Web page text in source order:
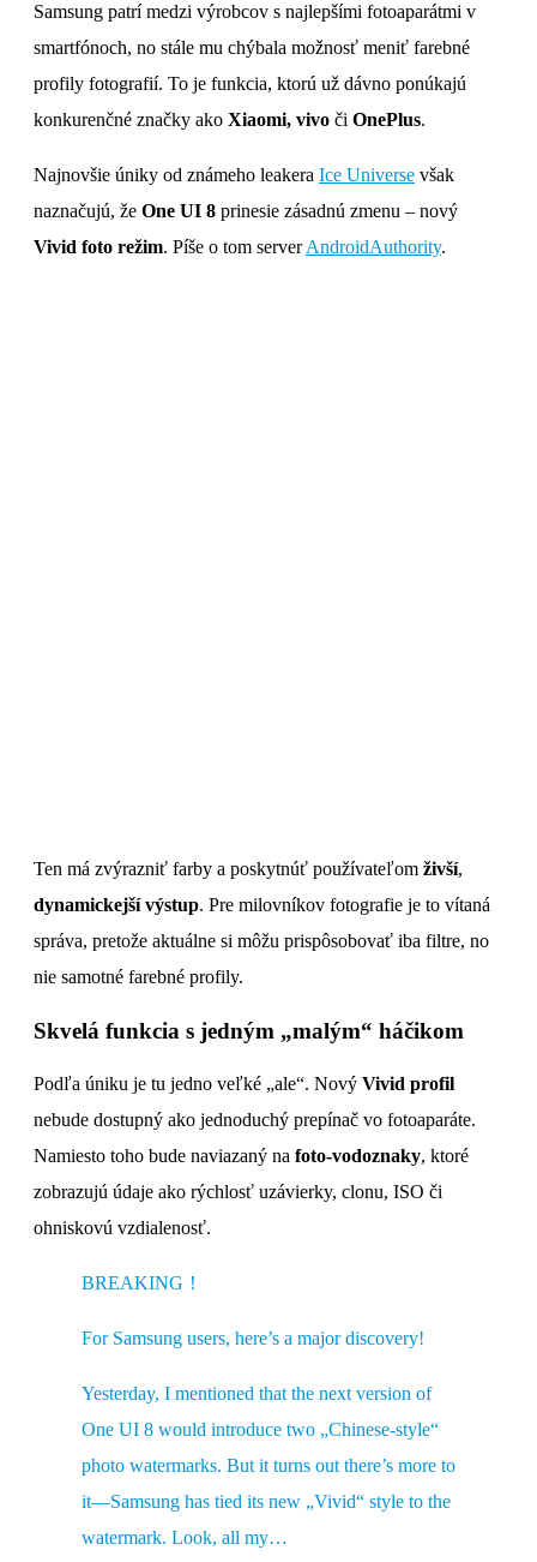
Samsung patrí medzi výrobcov s najlepšími fotoaparátmi v
smartfónoch, no stále mu chýbala možnosť meniť farebné
profily fotografií. To je funkcia, ktorú už dávno ponúkajú
konkurenčné značky ako Xiaomi, vivo či OnePlus.
Najnovšie úniky od známeho leakera Ice Universe však
naznačujú, že One UI 8 prinesie zásadnú zmenu – nový
Vivid foto režim. Píše o tom serverAndroidAuthority.
Ten má zvýrazniť farby a poskytnúť používateľom živší,
dynamickejší výstup. Pre milovníkov fotografie je to vítaná
správa, pretože aktuálne si môžu prispôsobovať iba filtre, no
nie samotné farebné profily.
Skvelá funkcia s jedným „malým“ háčikom
Podľa úniku je tu jedno veľké „ale“. Nový Vivid profil
nebude dostupný ako jednoduchý prepínač vo fotoaparáte.
Namiesto toho bude naviazaný na foto-vodoznaky, ktoré
zobrazujú údaje ako rýchlosť uzávierky, clonu, ISO či
ohniskovú vzdialenosť.
BREAKING！
For Samsung users, here’s a major discovery!
Yesterday, I mentioned that the next version of
One UI 8 would introduce two „Chinese-style“
photo watermarks. But it turns out there’s more to
it—Samsung has tied its new „Vivid“ style to the
watermark. Look, all my…